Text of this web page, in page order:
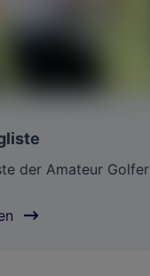
der Amateur Golfer